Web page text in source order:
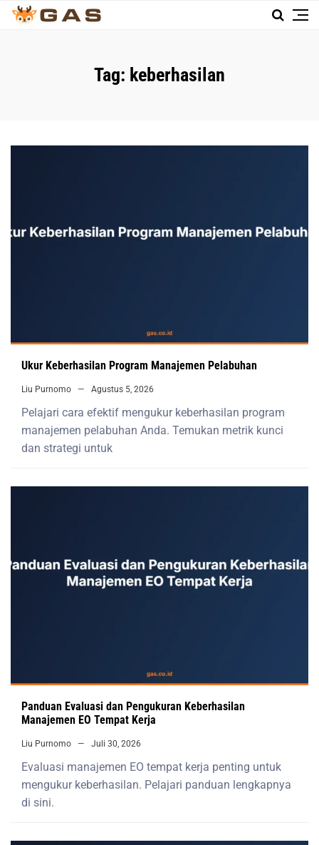
Tag: keberhasilan
Ukur Keberhasilan Program Manajemen Pelabuhan
Liu Purnomo Agustus 5, 2026
Pelajari cara efektif mengukur keberhasilan program
manajemen pelabuhan Anda. Temukan metrik kunci
dan strategi untuk
Panduan Evaluasi dan Pengukuran Keberhasilan
Manajemen EO Tempat Kerja
Liu Purnomo Juli 30, 2026
Evaluasi manajemen EO tempat kerja penting untuk
mengukur keberhasilan. Pelajari panduan lengkapnya
di sini.